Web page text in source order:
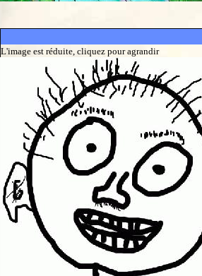
L'image est réduite, cliquez pour agrandir